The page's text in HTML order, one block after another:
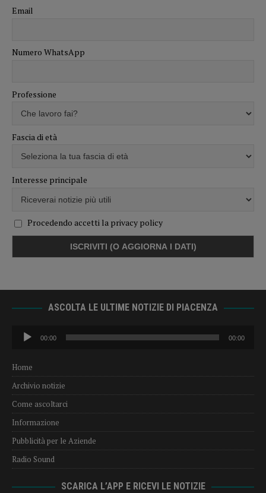
Email
Numero WhatsApp
Professione
Fascia di età
Interesse principale
Procedendo accetti la privacy policy
ASCOLTA LE ULTIME NOTIZIE DI PIACENZA
Audio
Player
00:00 00:00
Home
Archivio notizie
Come ascoltarci
Informazione
Pubblicità per le Aziende
Radio Sound
SCARICA L’APP E RICEVI LE NOTIZIE